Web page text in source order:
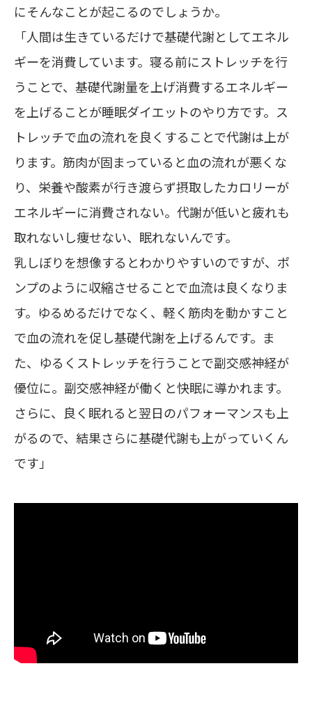
にそんなことが起こるのでしょうか。
「人間は生きているだけで基礎代謝としてエネル
ギーを消費しています。寝る前にストレッチを行
うことで、基礎代謝量を上げ消費するエネルギー
を上げることが睡眠ダイエットのやり方です。ス
トレッチで血の流れを良くすることで代謝は上が
ります。筋肉が固まっていると血の流れが悪くな
り、栄養や酸素が行き渡らず摂取したカロリーが
エネルギーに消費されない。代謝が低いと疲れも
取れないし痩せない、眠れないんです。
乳しぼりを想像するとわかりやすいのですが、ポ
ンプのように収縮させることで血流は良くなりま
す。ゆるめるだけでなく、軽く筋肉を動かすこと
で血の流れを促し基礎代謝を上げるんです。ま
た、ゆるくストレッチを行うことで副交感神経が
優位に。副交感神経が働くと快眠に導かれます。
さらに、良く眠れると翌日のパフォーマンスも上
がるので、結果さらに基礎代謝も上がっていくん
です」